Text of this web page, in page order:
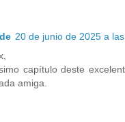
20 de junio de 2025 a las
capítulo deste
amiga.